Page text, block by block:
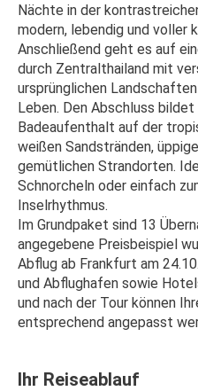
Nächte in der
modern, lebendig und voller
Anschließend geht es auf
durch Zentralthailand mit
ursprünglichen
Leben. Den Abschluss
Badeaufenthalt auf der
weißen Sandstränden,
gemütlichen Strandorten.
Schnorcheln oder einfach
Inselrhythmus.
Im Grundpaket sind 13
angegebene Preisbeispiel
Abflug ab Frankfurt am
und Abflughafen sowie
und nach der Tour können
entsprechend angepasst
Ihr Reiseablauf